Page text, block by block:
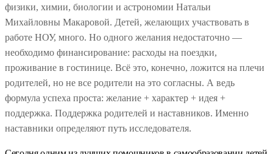
физики, химии, биологии и астрономии Натальи
Михайловны Макаровой. Детей, желающих участвовать в
работе НОУ, много. Но одного желания недостаточно —
необходимо финансирование: расходы на поездки,
проживание в гостинице. Всё это, конечно, ложится на плечи
родителей, но не все родители на это согласны. А ведь
формула успеха проста: желание + характер + идея +
поддержка. Поддержка родителей и наставников. Именно
наставники определяют путь исследователя.